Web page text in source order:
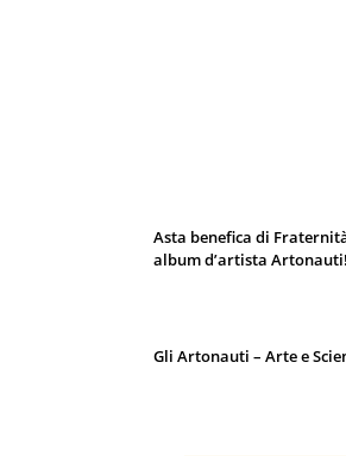
Asta benefica di
album d’artista Artonauti!
Gli Artonauti – Arte e